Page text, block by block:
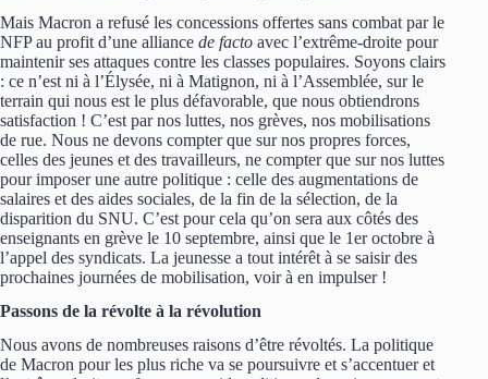
Mais Macron a refusé les concessions offertes sans combat par le
NFP au profit d’une alliance de facto avec l’extrême-droite pour
maintenir ses attaques contre les classes populaires. Soyons clairs
: ce n’est ni à l’Élysée, ni à Matignon, ni à l’Assemblée, sur le
terrain qui nous est le plus défavorable, que nous obtiendrons
satisfaction ! C’est par nos luttes, nos grèves, nos mobilisations
de rue. Nous ne devons compter que sur nos propres forces,
celles des jeunes et des travailleurs, ne compter que sur nos luttes
pour imposer une autre politique : celle des augmentations de
salaires et des aides sociales, de la fin de la sélection, de la
disparition du SNU. C’est pour cela qu’on sera aux côtés des
enseignants en grève le 10 septembre, ainsi que le 1er octobre à
l’appel des syndicats. La jeunesse a tout intérêt à se saisir des
prochaines journées de mobilisation, voir à en impulser !
Passons de la révolte à la révolution
Nous avons de nombreuses raisons d’être révoltés. La politique
de Macron pour les plus riche va se poursuivre et s’accentuer et